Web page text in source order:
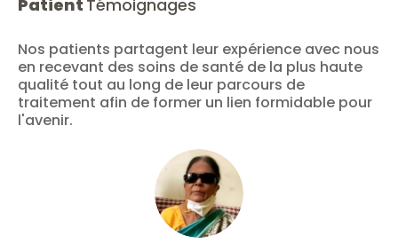
Patient Témoignages
Nos patients partagent leur expérience avec nous
en recevant des soins de santé de la plus haute
qualité tout au long de leur parcours de
traitement afin de former un lien formidable pour
l'avenir.